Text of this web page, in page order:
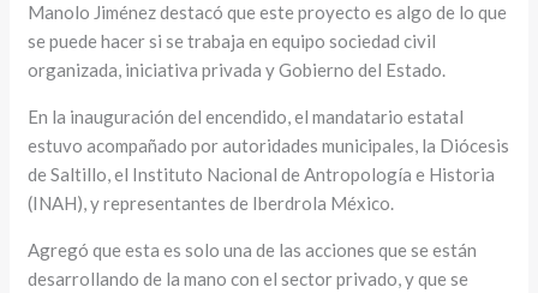
Manolo Jiménez destacó que este proyecto es algo de lo que
se puede hacer si se trabaja en equipo sociedad civil
organizada, iniciativa privada y Gobierno del Estado.
En la inauguración del encendido, el mandatario estatal
estuvo acompañado por autoridades municipales, la Diócesis
de Saltillo, el Instituto Nacional de Antropología e Historia
(INAH), y representantes de Iberdrola México.
Agregó que esta es solo una de las acciones que se están
desarrollando de la mano con el sector privado, y que se